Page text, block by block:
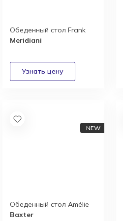
Обеденный стол Frank
Meridiani
Обеденный стол Amélie
Baxter